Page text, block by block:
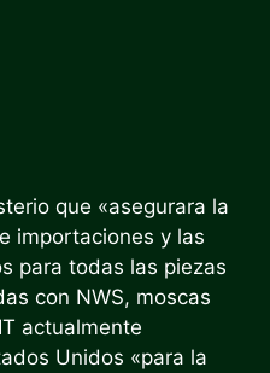
que «asegurara la
importaciones y las
para todas las piezas
con NWS, moscas
actualmente
Unidos «para la